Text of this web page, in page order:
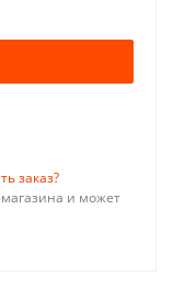
заказ?
и может